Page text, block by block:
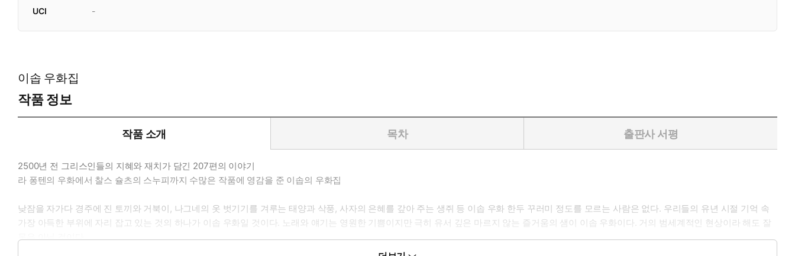
UCI
-
이솝 우화집
작품 정보
작품 소개 목차 출판사 서평
2500년 전 그리스인들의 지혜와 재치가 담긴 207편의 이야기
라 퐁텐의 우화에서 찰스 슐츠의 스누피까지 수많은 작품에 영감을 준 이솝의 우화집
낮잠을 자가다 경주에 진 토끼와 거북이, 나그네의 옷 벗기기를 겨루는 태양과 삭풍, 사자의 은혜를 갚아 주는 생쥐 등 이솝 우화 한두 꾸러미 정도를 모르는 사람은 없다. 우리들의 유년 시절 기억 속
가장 아득한 부위에 자리 잡고 있는 것의 하나가 이솝 우화일 것이다. 노래와 얘기는 영원한 기쁨이지만 극히 유서 깊은 마르지 않는 즐거움의 샘이 이솝 우화이다. 거의 범세계적인 현상이라 해도 잘
못은 아닐 것이다.
아주 어려서부터 들어 왔기 때문에 많은 사람들이 이솝 우화라면 통달하고 있다고 생각하기가 쉽다. 그러나 자세히 검토해 보면 이것은 착각임이 곧 드러나게 마련이다. 널리 알려진 것으로 서른 자루